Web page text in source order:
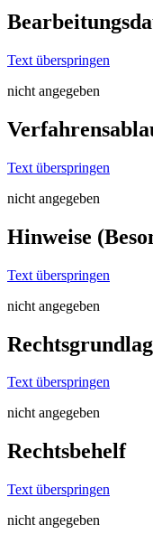
Text überspringen
nicht angegeben
Text überspringen
nicht angegeben
Hinweise
Text überspringen
nicht angegeben
Text überspringen
nicht angegeben
Rechtsbehelf
Text überspringen
nicht angegeben